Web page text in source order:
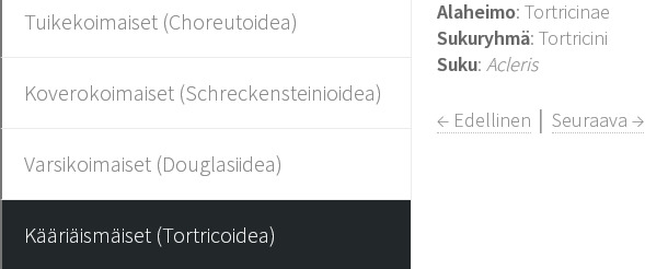
Tuikekoimaiset (Choreutoidea)
Koverokoimaiset (Schreckensteinioidea)
Varsikoimaiset (Douglasiidea)
Kääriäismäiset (Tortricoidea)
Alaheimo: Tortricinae
Sukuryhmä: Tortricini
Suku:Acleris
← Edellinen │Seuraava →